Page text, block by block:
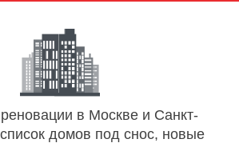
в Москве и Санкт-
домов под снос, новые